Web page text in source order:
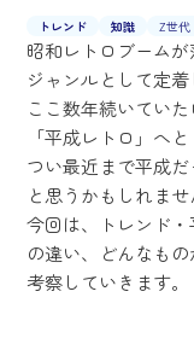
トレンド 知識 Z世代
昭和レトロブーム
ジャンルとして定着
ここ数年続いてい
「平成レトロ」へ
つい最近まで平成
と思うかもしれませ
今回は、トレンド
の違い、どんなも
考察していきます。